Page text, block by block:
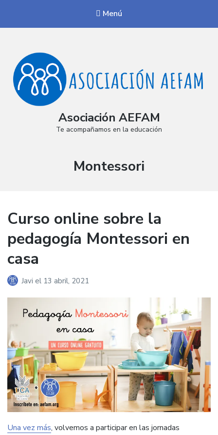
Menú
Asociación AEFAM
Te acompañamos en la educación
Etiqueta:
Montessori
Curso online sobre la
pedagogía Montessori en
casa
Javi el 13 abril, 2021
Una vez más, volvemos a participar en las jornadas